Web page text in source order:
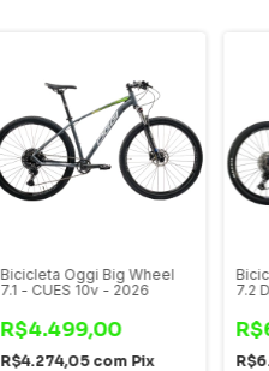
Bicicleta Oggi Big Wheel
7.1 - CUES 10v - 2026
R$4.499,00
R$4.274,05 com Pix
7.2